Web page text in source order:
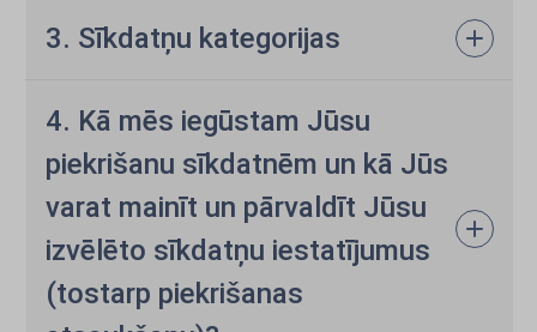
3. Sīkdatņu kategorijas
4. Kā mēs iegūstam Jūsu
piekrišanu sīkdatnēm un kā Jūs
varat mainīt un pārvaldīt Jūsu
izvēlēto sīkdatņu iestatījumus
(tostarp piekrišanas